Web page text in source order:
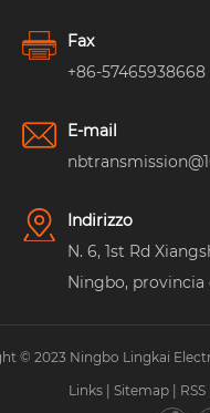
Fax
+86-57465938668
E-mail
Indirizzo
N. 6, 1st Rd
Ningbo, provincia
© 2023 Ningbo Lingkai
Links
Sitemap RSS